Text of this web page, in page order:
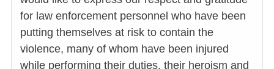
for law enforcement personnel who have been
putting themselves at risk to contain the
violence, many of whom have been injured
while performing their duties, their heroism and